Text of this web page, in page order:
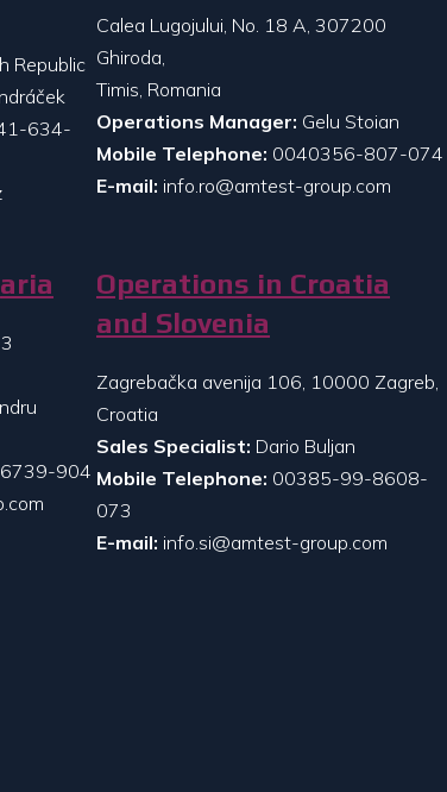
Republic
634-
Calea Lugojului, No. 18 A, 307200
Ghiroda,
Timis, Romania
Operations Manager: Gelu Stoian
Mobile Telephone: 0040356-807-074
E-mail: info.ro@amtest-group.com
904
Operations in Croatia
and Slovenia
Zagrebačka avenija 106, 10000 Zagreb,
Croatia
Sales Specialist: Dario Buljan
Mobile Telephone: 00385-99-8608-
073
E-mail: info.si@amtest-group.com